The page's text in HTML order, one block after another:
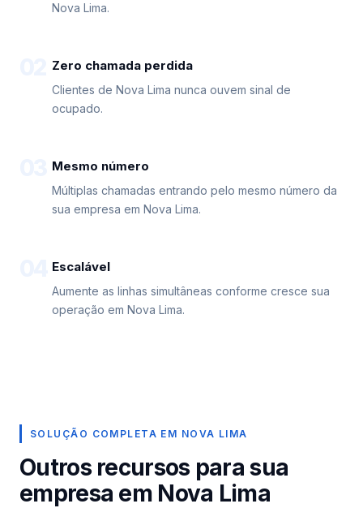
Nova Lima.
Zero chamada perdida
Clientes de Nova Lima nunca ouvem sinal de
ocupado.
Mesmo número
Múltiplas chamadas entrando pelo mesmo número da
sua empresa em Nova Lima.
Escalável
Aumente as linhas simultâneas conforme cresce sua
operação em Nova Lima.
SOLUÇÃO COMPLETA EM NOVA LIMA
Outros recursos para sua
empresa em Nova Lima